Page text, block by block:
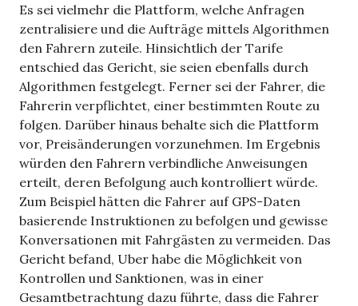
Es sei vielmehr die Plattform, welche Anfragen
zentralisiere und die Aufträge mittels Algorithmen
den Fahrern zuteile. Hinsichtlich der Tarife
entschied das Gericht, sie seien ebenfalls durch
Algorithmen festgelegt. Ferner sei der Fahrer, die
Fahrerin verpflichtet, einer bestimmten Route zu
folgen. Darüber hinaus behalte sich die Plattform
vor, Preisänderungen vorzunehmen. Im Ergebnis
würden den Fahrern verbindliche Anweisungen
erteilt, deren Befolgung auch kontrolliert würde.
Zum Beispiel hätten die Fahrer auf GPS-Daten
basierende Instruktionen zu befolgen und gewisse
Konversationen mit Fahrgästen zu vermeiden. Das
Gericht befand, Uber habe die Möglichkeit von
Kontrollen und Sanktionen, was in einer
Gesamtbetrachtung dazu führte, dass die Fahrer